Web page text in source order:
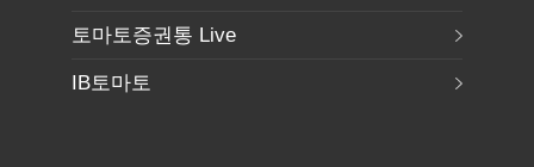
토마토증권통 Live
IB토마토